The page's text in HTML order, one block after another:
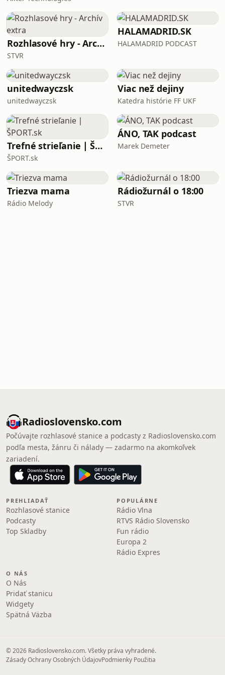
Rozhlasové hry - Archív extra
STVR
HALAMADRID.SK
HALAMADRID PODCAST
unitedwayczsk
unitedwayczsk
Viac než dejiny
Katedra histórie FF UKF
Trefné strieľanie ∣ ŠPORT.sk
ŠPORT.sk
ÁNO, TAK podcast
Marek Demeter
Triezva mama
Rádio Melody
Rádiožurnál o 18:00
STVR
Radioslovensko.com
Počúvajte rozhlasové stanice a podcasty z Radioslovensko.com
podľa mesta, žánru či nálady — zadarmo na akomkoľvek
zariadení.
PREHLIADAŤ
Rozhlasové stanice
Podcasty
Top Skladby
POPULÁRNE
Rádio Vlna
RTVS Rádio Slovensko
Fun rádio
Europa 2
Rádio Expres
O NÁS
O Nás
Pridať stanicu
Widgety
Spätná Väzba
© 2026 Radioslovensko.com. Všetky práva vyhradené.
Zásady Ochrany Osobných ÚdajovPodmienky Použitia